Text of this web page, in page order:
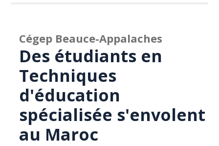
Cégep Beauce-Appalaches
Des étudiants en
Techniques
d'éducation
spécialisée s'envolent
au Maroc